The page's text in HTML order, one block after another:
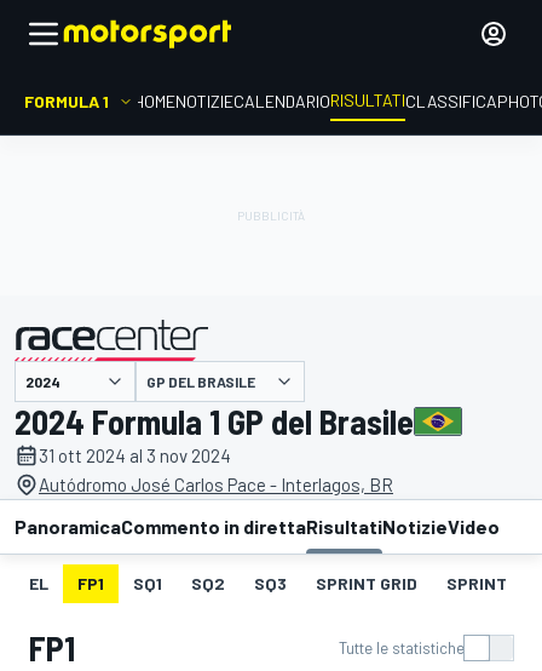
FORMULA 1 HOMENOTIZIECALENDARIORISULTATICLASSIFICA
presentato da GP DEL BRASILE
2024 Formula 1 GP del Brasile
31 ott 2024 al 3 nov 2024
Autódromo José Carlos Pace - Interlagos, BR
PanoramicaCommento in direttaRisultatiNotizieVideo
EL FP1 SQ1 SQ2 SQ3 SPRINT GRID SPRINT
FP1 Tutte le statistiche